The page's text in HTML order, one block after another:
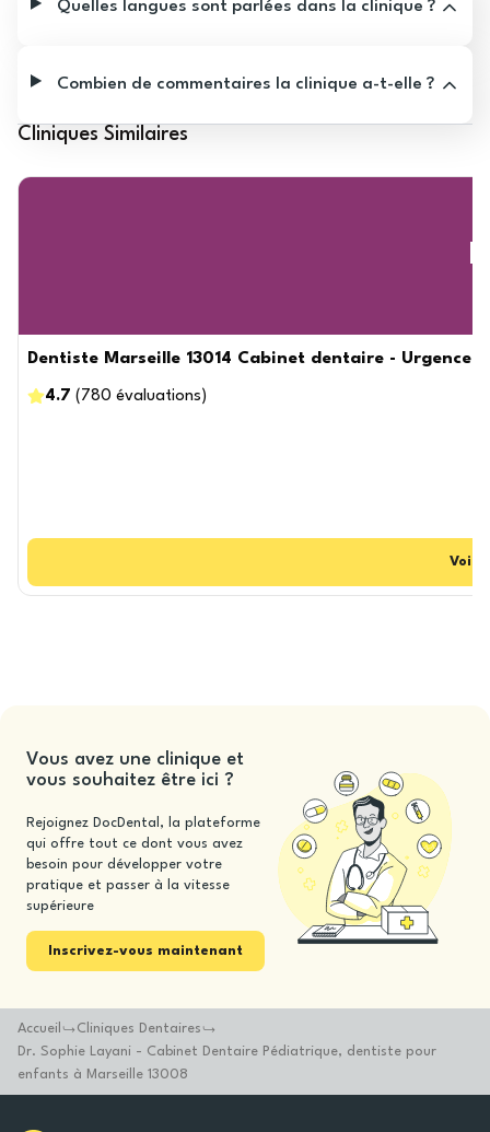
Quelles langues sont parlées dans la clinique ?
Combien de commentaires la clinique a-t-elle ?
Cliniques Similaires
Dentiste Marseille 13014 Cabinet dentaire -
4.7 ( 780 évaluations )
Voir
Vous avez une clinique et
vous souhaitez être ici ?
Rejoignez DocDental, la plateforme
qui offre tout ce dont vous avez
besoin pour développer votre
pratique et passer à la vitesse
supérieure
Inscrivez-vous maintenant
Accueil
Cliniques Dentaires
Dr. Sophie Layani - Cabinet Dentaire Pédiatrique, dentiste pour
enfants à Marseille 13008